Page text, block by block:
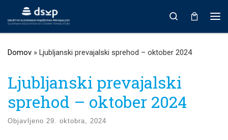
Prikaži vso vsebino
Search
Domov » Ljubljanski prevajalski sprehod – oktober 2024
Ljubljanski prevajalski
sprehod – oktober 2024
Objavljeno 29. oktobra, 2024